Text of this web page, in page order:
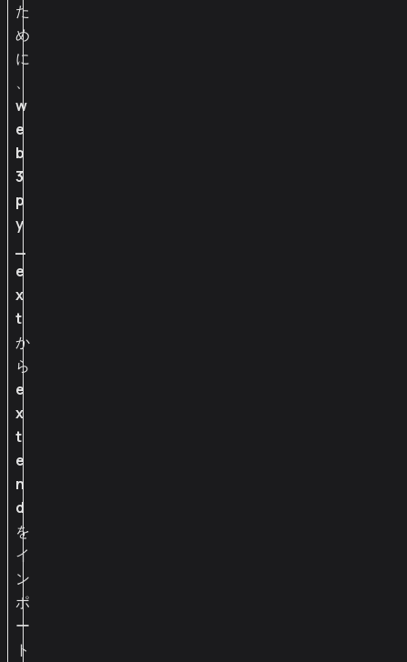
た
め
に
、
w
e
b
3
p
y
_
e
x
t
か
ら
e
x
t
e
n
d
を
イ
ン
ポ
ー
ト